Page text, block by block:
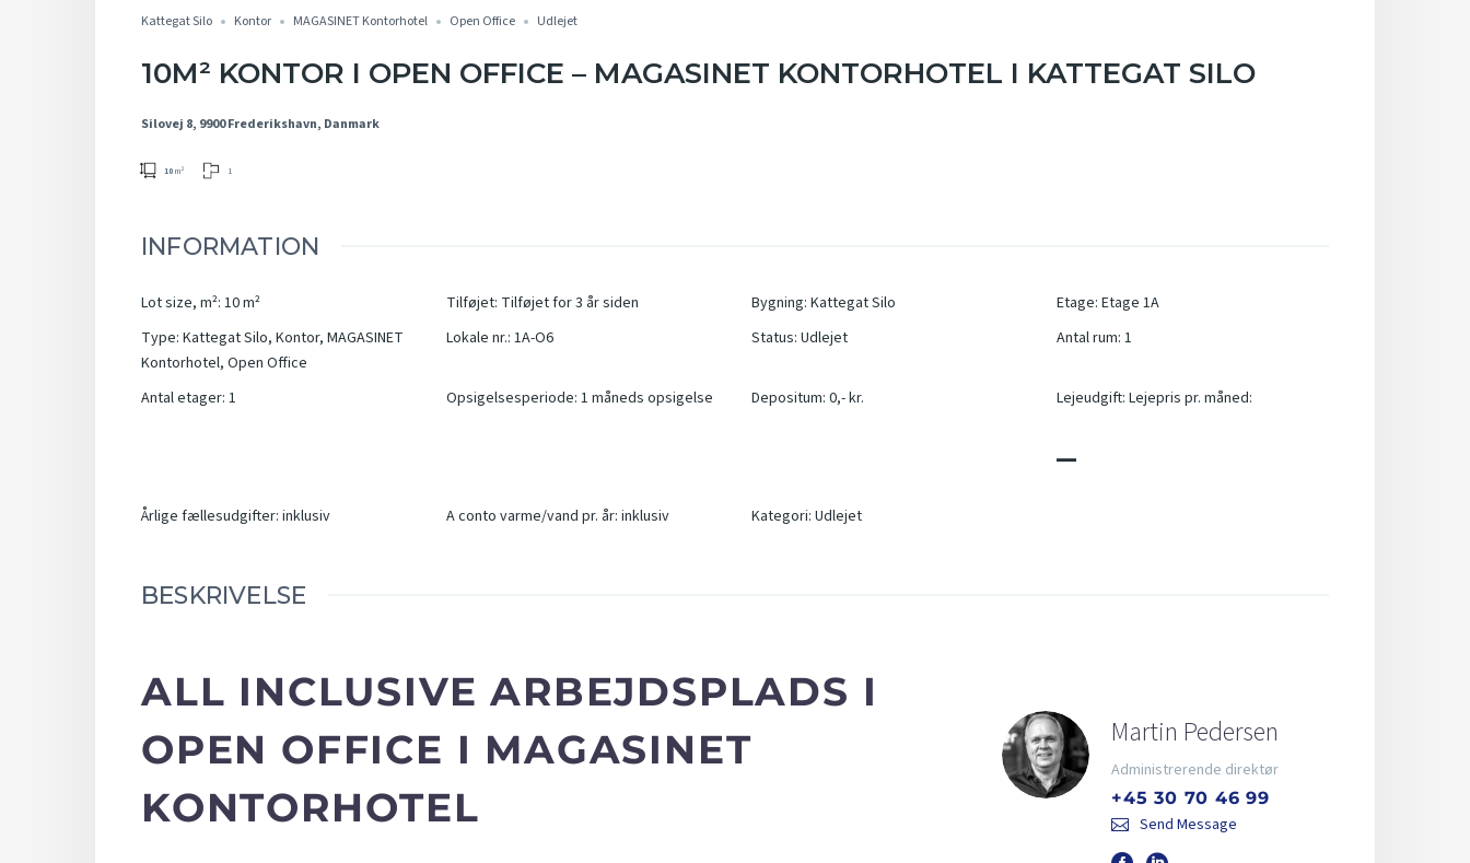
Kattegat Silo Kontor MAGASINET Kontorhotel Open Office Udlejet
10M² KONTOR I OPEN OFFICE – MAGASINET KONTORHOTEL I KATTEGAT SILO
Silovej 8, 9900 Frederikshavn, Danmark
10 m² 1
INFORMATION
Lot size, m²: 10m² Tilføjet: Tilføjet for 3 år siden Bygning: Kattegat Silo Etage: Etage 1A
Type: Kattegat Silo, Kontor, MAGASINET
Kontorhotel, Open Office
Lokale nr.: 1A-O6 Status: Udlejet Antal rum: 1
Antal etager: 1 Opsigelsesperiode: 1 måneds opsigelse Depositum: 0,- kr. Lejeudgift: Lejepris pr. måned:
Årlige fællesudgifter: inklusiv A conto varme/vand pr. år: inklusiv Kategori: Udlejet
BESKRIVELSE
ALL INCLUSIVE ARBEJDSPLADS I
OPEN OFFICE I MAGASINET
KONTORHOTEL
Martin Pedersen
Administrerende direktør
+45 30 70 46 99
Send Message